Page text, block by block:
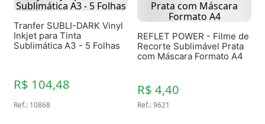
Tranfer SUBLI-DARK Vinyl
Inkjet para Tinta
Sublimática A3 - 5 Folhas
R$ 104,48
Ref.: 10868
REFLET POWER - Filme de
Recorte Sublimável Prata
com Máscara Formato A4
R$ 4,40
Ref.:9621